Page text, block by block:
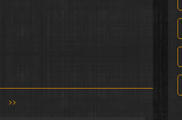
>>